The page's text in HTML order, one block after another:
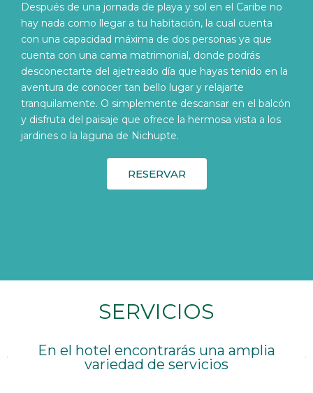
Después de una jornada de playa y sol en el Caribe no
hay nada como llegar a tu habitación, la cual cuenta
con una capacidad máxima de dos personas ya que
cuenta con una cama matrimonial, donde podrás
desconectarte del ajetreado día que hayas tenido en la
aventura de conocer tan bello lugar y relajarte
tranquilamente. O simplemente descansar en el balcón
y disfruta del paisaje que ofrece la hermosa vista a los
jardines o la laguna de Nichupte.
RESERVAR
SERVICIOS
En el hotel encontrarás una amplia
variedad de servicios